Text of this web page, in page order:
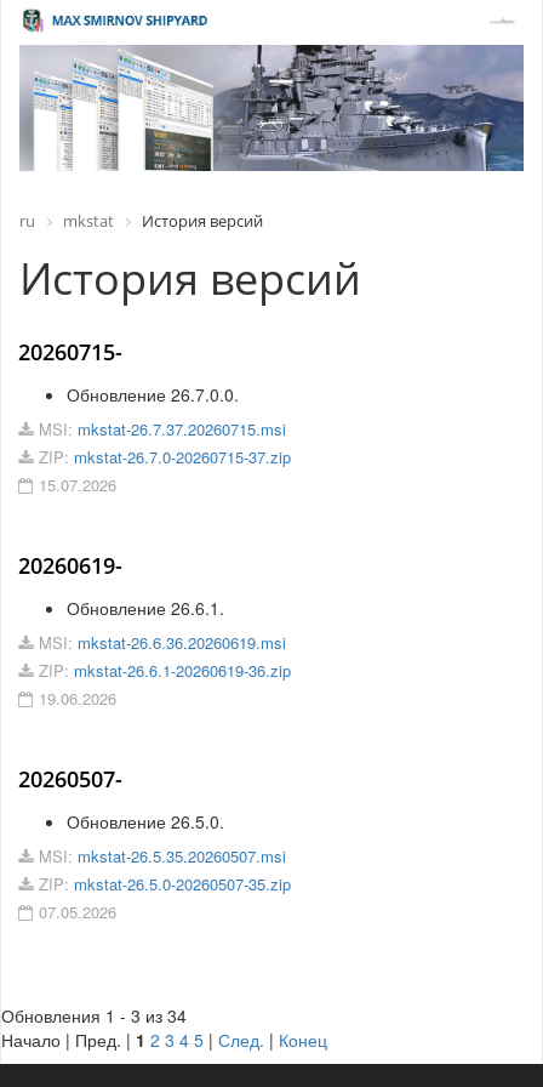
ru mkstat История версий
История версий
20260715-
Обновление 26.7.0.0.
MSI: mkstat-26.7.37.20260715.msi
ZIP: mkstat-26.7.0-20260715-37.zip
15.07.2026
20260619-
Обновление 26.6.1.
MSI: mkstat-26.6.36.20260619.msi
ZIP: mkstat-26.6.1-20260619-36.zip
19.06.2026
20260507-
Обновление 26.5.0.
MSI: mkstat-26.5.35.20260507.msi
ZIP: mkstat-26.5.0-20260507-35.zip
07.05.2026
Обновления 1 - 3 из 34
Начало | Пред. | 1 2 3 4 5 | След. | Конец